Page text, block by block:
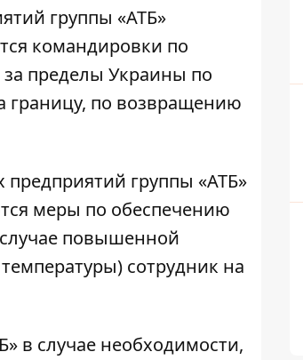
группы «АТБ»
командировки по
пределы Украины по
границу, по возвращению
предприятий группы «АТБ»
меры по обеспечению
повышенной
сотрудник на
в случае необходимости,